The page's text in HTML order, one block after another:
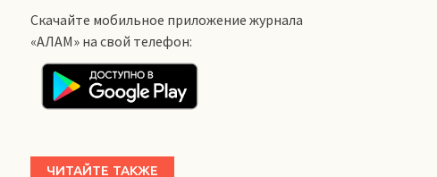
Скачайте мобильное приложение журнала
«АЛАМ» на свой телефон:
ЧИТАЙТЕ ТАКЖЕ